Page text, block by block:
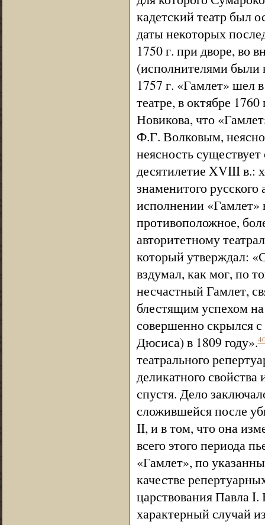
кадетский театр был
даты некоторых
1750 г. при дворе, во
(исполнителями были
1757 г. «Гамлет» шел
театре, в октябре
Новикова, что
Ф.Г. Волковым,
неясность
десятилетие XVIII в.:
знаменитого
исполнении «Гамлет»
противоположное,
авторитетному
который утверждал:
вздумал, как мог, по
несчастный Гамлет,
блестящим успехом на
совершенно скрылся
Дюсиса) в 1809 году».
театрального
деликатного
спустя. Дело
сложившейся после
II, и в том, что она
всего этого периода
«Гамлет», по
качестве
царствования Павла
характерный случай